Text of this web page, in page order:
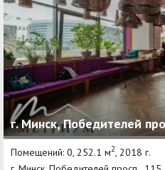
г. Минск, Победителей
Помещений: 0, 252.1 м2 , 2018 г.